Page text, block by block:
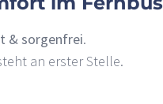
& sorgenfrei.
an erster Stelle.